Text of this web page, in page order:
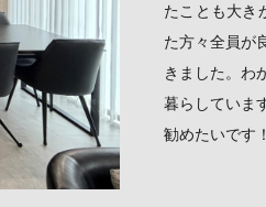
たことも大き
た方々全員が
きました。わ
暮らしていま
勧めたいです！